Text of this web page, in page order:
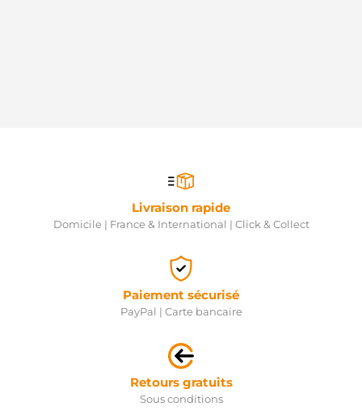
Livraison rapide
Domicile | France & International | Click & Collect
Paiement sécurisé
PayPal | Carte bancaire
Retours gratuits
Sous conditions